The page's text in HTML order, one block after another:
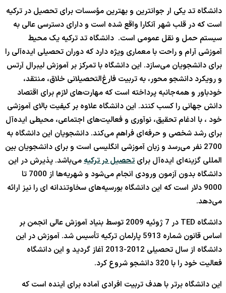
دانشگاه تد یکی ار جوانترین و بهترین مؤسسات‌ برای تحصیل در ترکیه
است که در قلب شهر آنکارا واقع شده است و دارای دسترسی عالی به
سیستم حمل و نقل عمومی است. دانشگاه تد ترکیه یک محیط
آموزشی آرام و راحت با معماری ویژه دارد که دوران تحصیلی ایده‌آلی را
برای دانشجویان می‌سازد. این دانشگاه با تمرکز بر آموزش لیبرال آرتس
و رویکرد دانشجو محور، به تربیت فارغ‌التحصیلانی خلاق، منتقد،
خودباور و همه‌جانبه پرداخته است که مهارت‌های لازم برای اقتصاد
دانش جهانی را کسب کنند. این دانشگاه علاوه بر کیفیت بالای آموزشی
خود ، با ادغام تحقیق، نوآوری و فعالیت‌های اجتماعی، محیطی ایده‌آل
برای رشد شخصی و حرفه‌ای فراهم می‌کند. دانشجویان این دانشگاه به
2700 نفر می‌رسد و زبان آموزشی انگلیسی است و برای دانشجویان بین
المللی گزینه‌ای ایده‌آل برای تحصیل در ترکیهمی‌باشد. پذیرش در این
دانشگاه بدون آزمون ورودی انجام می‌شود و شهریه‌ها از 7000 تا
9000 دلار است که این دانشگاه بورسیه‌های سخاوتندانه ای را نیز ارائه
می‌دهد.
دانشگاه TED در 7 ژوئیه 2009 توسط بنیاد آموزش عالی انجمن بر
اساس قانون شماره 5913 پارلمان ترکیه تأسیس شد. آموزش در این
دانشگاه از سال تحصیلی 2012-2013 آغاز گردید و این دانشگاه
فعالیت خود را با 320 دانشجو شروع کرد.
این دانشگاه برتر با هدف تربیت افرادی آماده برای آینده است که